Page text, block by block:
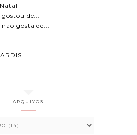
de...
gosta de...
ARQUIVOS